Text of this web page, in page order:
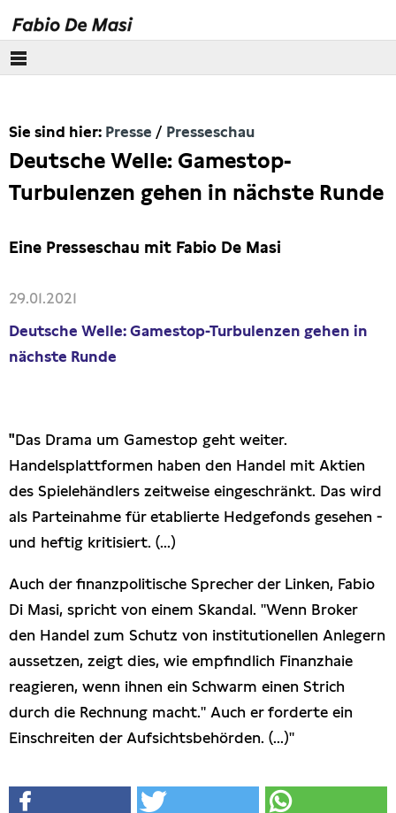
Europäisches Parlament
Themen
Publikationen
Anfragen (Archivseite)
Sie sind hier: Presse Presseschau
Deutsche Welle: Gamestop-
Turbulenzen gehen in nächste Runde
Eine Presseschau mit Fabio De Masi
29.01.2021
Deutsche Welle: Gamestop-Turbulenzen gehen in
nächste Runde
"Das Drama um Gamestop geht weiter.
Handelsplattformen haben den Handel mit Aktien
des Spielehändlers zeitweise eingeschränkt. Das wird
als Parteinahme für etablierte Hedgefonds gesehen -
und heftig kritisiert. (...)
Auch der finanzpolitische Sprecher der Linken, Fabio
Di Masi, spricht von einem Skandal. "Wenn Broker
den Handel zum Schutz von institutionellen Anlegern
aussetzen, zeigt dies, wie empfindlich Finanzhaie
reagieren, wenn ihnen ein Schwarm einen Strich
durch die Rechnung macht." Auch er forderte ein
Einschreiten der Aufsichtsbehörden. (...)"